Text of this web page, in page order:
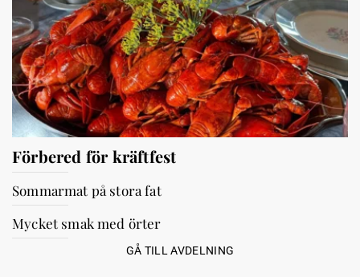
Förbered för kräftfest
Sommarmat på stora fat
Mycket smak med örter
GÅ TILL AVDELNING